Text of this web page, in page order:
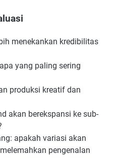
menekankan kredibilitas
yang paling sering
produksi kreatif dan
akan berekspansi ke sub-
apakah variasi akan
pengenalan